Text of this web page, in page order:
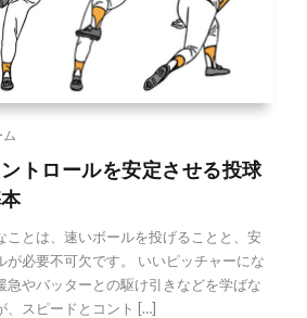
トロールを安定させる投球
ことは、速いボールを投げることと、安
が必要不可欠です。 いいピッチャーにな
急やバッターとの駆け引きなどを学ばな
、スピードとコント […]